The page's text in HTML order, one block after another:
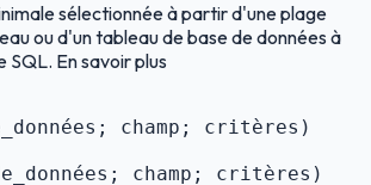
sélectionnée à partir d'une plage
ou d'un tableau de base de données à
En savoir plus
champ; critères)
champ; critères)